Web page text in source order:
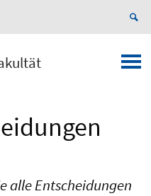
alle Entscheidungen